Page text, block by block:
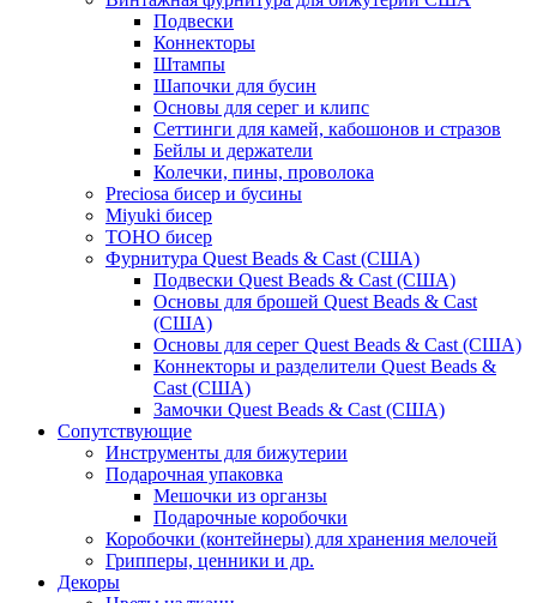
Подвески
Коннекторы
Штампы
Шапочки для бусин
Основы для серег и клипс
Сеттинги для камей, кабошонов и стразов
Бейлы и держатели
Колечки, пины, проволока
Preciosa бисер и бусины
Miyuki бисер
TOHO бисер
Фурнитура Quest Beads & Cast (США)
Подвески Quest Beads & Cast (США)
Основы для брошей Quest Beads & Cast
(США)
Основы для серег Quest Beads & Cast (США)
Коннекторы и разделители Quest Beads &
Cast (США)
Замочки Quest Beads & Cast (США)
Сопутствующие
Инструменты для бижутерии
Подарочная упаковка
Мешочки из органзы
Подарочные коробочки
Коробочки (контейнеры) для хранения мелочей
Грипперы, ценники и др.
Декоры